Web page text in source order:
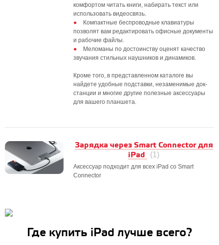
комфортом читать книги, набирать текст или
использовать видеосвязь.
Компактные беспроводные клавиатуры
позволят вам редактировать офисные документы
и рабочие файлы.
Меломаны по достоинству оценят качество
звучания стильных наушников и динамиков.
Кроме того, в представленном каталоге вы
найдете удобные подставки, незаменимые док-
станции и многие другие полезные аксессуары
для вашего планшета.
Зарядка через Smart Connector для
iPad
(1)
Аксессуар подходит для всех iPad со Smart
Connector
Где купить iPad лучше всего?